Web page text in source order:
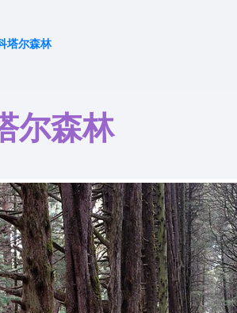
塔尔森林
尔森林